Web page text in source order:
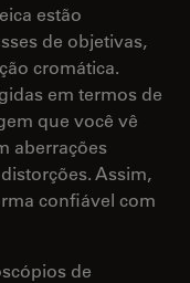
estão
de objetivas,
cromática.
em termos de
que você vê
aberrações
Assim,
confiável com
de